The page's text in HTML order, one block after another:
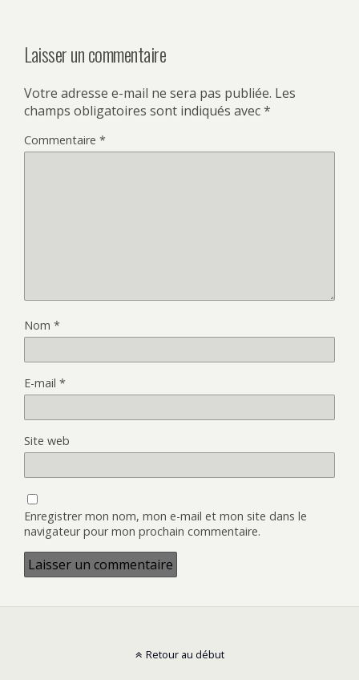
Laisser un commentaire
Votre adresse e-mail ne sera pas publiée. Les
champs obligatoires sont indiqués avec*
Commentaire *
Nom *
E-mail *
Site web
Enregistrer mon nom, mon e-mail et mon site dans le
navigateur pour mon prochain commentaire.
Retour au début